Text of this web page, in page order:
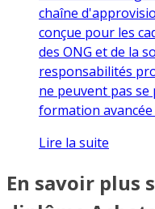
chaîne
conçue pour les
des ONG et de la
responsabilités
ne peuvent pas
formation
Lire la suite
En savoir plus